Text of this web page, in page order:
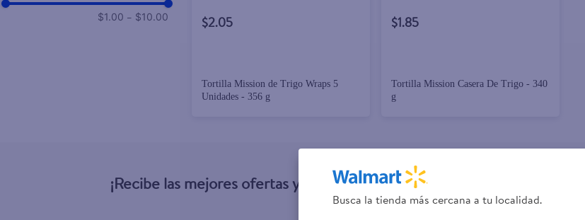
$1.00 – $10.00 $2.05
Tortilla Mission de Trigo Wraps 5
Unidades - 356 g
$1.85
Tortilla Mission Casera De Trigo - 340
g
¡Recibe las mejores ofertas y promociones!
Busca la tienda más cercana a tu localidad.